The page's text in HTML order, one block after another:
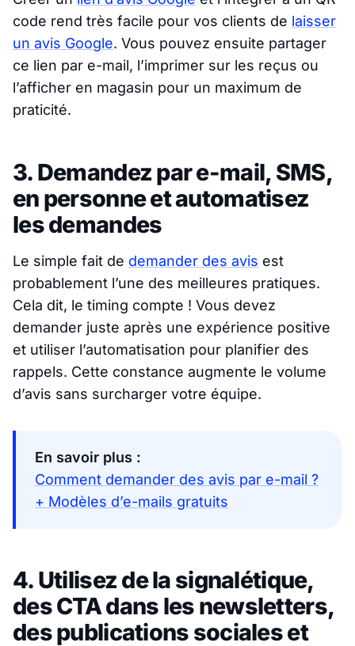
code rend très facile pour vos clients de laisser
un avis Google. Vous pouvez ensuite partager
ce lien par e-mail, l’imprimer sur les reçus ou
l’afficher en magasin pour un maximum de
praticité.
3. Demandez par e-mail, SMS,
en personne et automatisez
les demandes
Le simple fait de demander des avis est
probablement l’une des meilleures pratiques.
Cela dit, le timing compte ! Vous devez
demander juste après une expérience positive
et utiliser l’automatisation pour planifier des
rappels. Cette constance augmente le volume
d’avis sans surcharger votre équipe.
En savoir plus :
Comment demander des avis par e-mail ?
+ Modèles d’e-mails gratuits
4. Utilisez de la signalétique,
des CTA dans les newsletters,
des publications sociales et